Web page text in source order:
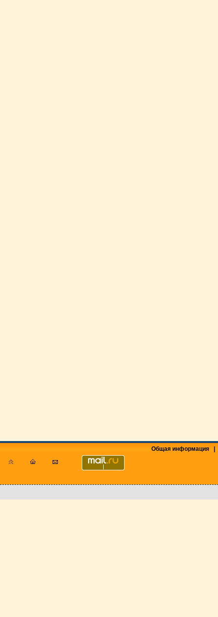
Общая информация